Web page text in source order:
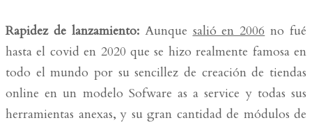
Rapidez de lanzamiento:Aunquesalió en 2006no fué
hasta el covid en 2020 que se hizo realmente famosa en
todo el mundo por su sencillez de creación de tiendas
online en un modelo Sofware as a service y todas sus
herramientas anexas, y su gran cantidad de módulos de